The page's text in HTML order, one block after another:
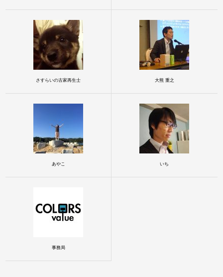
さすらいの古家再生士 大熊 重之
あやこ いち
事務局